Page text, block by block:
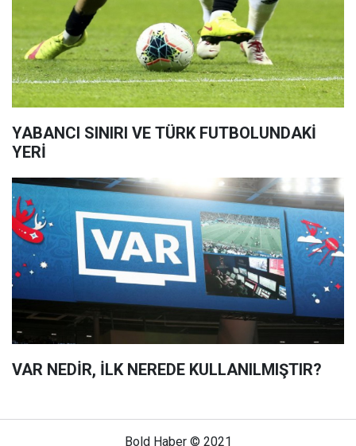
YABANCI SINIRI VE TÜRK FUTBOLUNDAKİ
YERİ
VAR NEDİR, İLK NEREDE KULLANILMIŞTIR?
Bold Haber © 2021